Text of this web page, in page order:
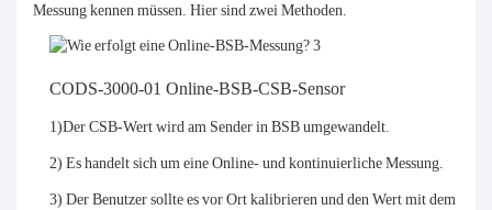
Messung kennen müssen. Hier sind zwei Methoden.
CODS-3000-01 Online-BSB-CSB-Sensor
1)Der CSB-Wert wird am Sender in BSB umgewandelt.
2) Es handelt sich um eine Online- und kontinuierliche Messung.
3) Der Benutzer sollte es vor Ort kalibrieren und den Wert mit dem